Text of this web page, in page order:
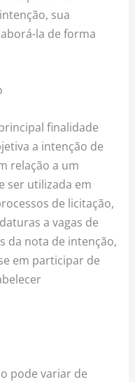
sua
la de forma
finalidade
a intenção de
relação a um
ser utilizada em
de licitação,
a vagas de
da nota de intenção,
em participar de
pode variar de